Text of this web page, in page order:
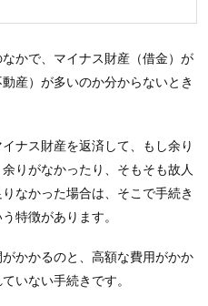
かで、マイナス財産（借金）が
動産）が多いのか分からないとき
ナス財産を返済して、もし余り
りがなかったり、そもそも故人
なかった場合は、そこで手続き
特徴があります。
かかるのと、高額な費用がかか
いない手続きです。